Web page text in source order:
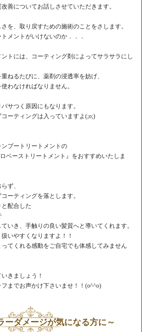
善についてお話しさせていただきます。
を、取り戻すための施術のことをさします。
メントがいけないのか．．．
トには、コーティング剤によってサラサラにし
ねるたびに、薬剤の浸透率を妨げ、
わなければなりません。
サつく原因にもなります。
ーティングは入っていますよ(;o;)
プートリートメントの
ベーストリートメント』をおすすめいたしま
ず、
ーティングを落とします。
配合した
いき、手触りの良い髪質へと導いてくれます。
いやすくなりますよ！！
てくれる感動をご自宅でも体感してみません
きましょう！
までお声かけ下さいませ！！(o^^o)
ーダメージが気になる方に～